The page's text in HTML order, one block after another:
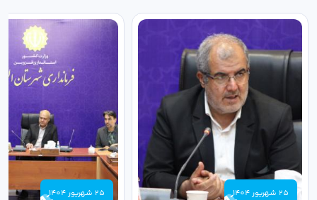
25 شهریور 1404 25 شهریور 1404